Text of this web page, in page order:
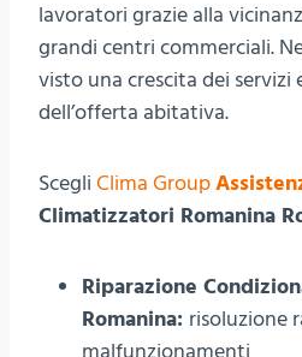
lavoratori grazie alla
grandi centri commerciali.
visto una crescita dei
dell’offerta abitativa.
Scegli Clima Group
Climatizzatori Romanina
Riparazione
Romanina: risoluzione